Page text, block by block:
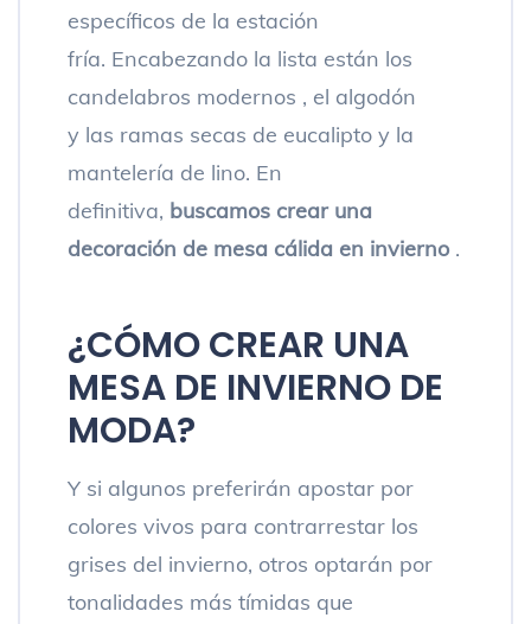
específicos de la estación
fría. Encabezando la lista están los
candelabros modernos , el algodón
y las ramas secas de eucalipto y la
mantelería de lino. En
definitiva, buscamos crear una
decoración de mesa cálida en invierno .
¿CÓMO CREAR UNA
MESA DE INVIERNO DE
MODA?
Y si algunos preferirán apostar por
colores vivos para contrarrestar los
grises del invierno, otros optarán por
tonalidades más tímidas que